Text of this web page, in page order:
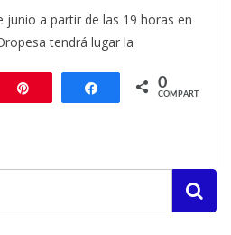
junio a partir de las 19 horas en
tendrá lugar la
Compartir
0
COMPARTIR